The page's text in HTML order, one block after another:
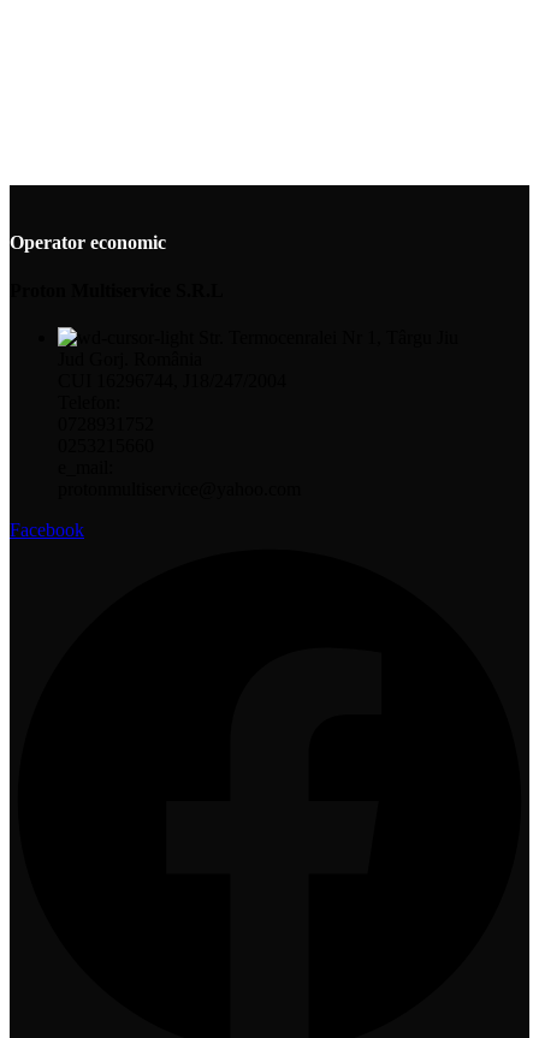
Operator economic
Facebook